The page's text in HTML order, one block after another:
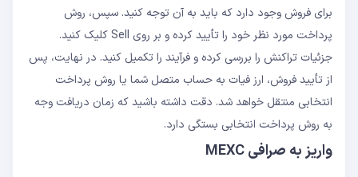
برای فروش وجود دارد که باید به آن توجه کنید. سپس، روش
پرداخت مورد نظر خود را تأیید کرده و بر روی Sell کلیک کنید.
جزئیات تراکنش را بررسی کرده و فرآیند را تکمیل کنید. در نهایت، پس
از تأیید فروش، ارز فیات به حساب متصل شما یا روش پرداخت
انتخابی منتقل خواهد شد. دقت داشته باشید که زمان دریافت وجه
به روش پرداخت انتخابی بستگی دارد.
واریز به صرافی MEXC